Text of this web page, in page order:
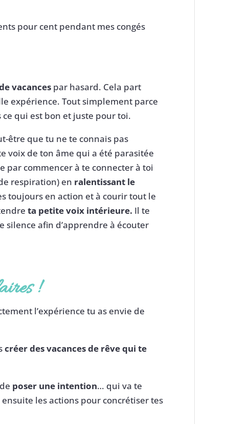
pour cent pendant mes congés
vacances par hasard. Cela part
expérience. Tout simplement parce
qui est bon et juste pour toi.
être que tu ne te connais pas
voix de ton âme qui a été parasitée
commencer à te connecter à toi
respiration) en ralentissant le
toujours en action et à courir tout le
ta petite voix intérieure. Il te
afin d’apprendre à écouter
!
l’expérience tu as envie de
créer des vacances de rêve qui te
poser une intention… qui va te
les actions pour concrétiser tes